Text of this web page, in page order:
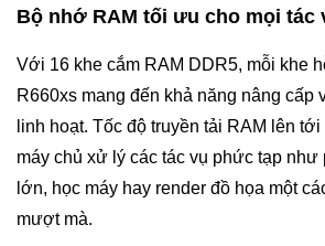
Bộ nhớ RAM tối ưu cho mọi tác
Với 16 khe cắm RAM DDR5, mỗi khe
R660xs mang đến khả năng nâng cấp
linh hoạt. Tốc độ truyền tải RAM lên
máy chủ xử lý các tác vụ phức tạp như
lớn, học máy hay render đồ họa một
mượt mà.